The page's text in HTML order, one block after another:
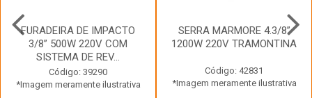
FURADEIRA DE IMPACTO
3/8” 500W 220V COM
SISTEMA DE REV...
Código: 39290
*Imagem meramente ilustrativa
SERRA MARMORE 4.3/8”
1200W 220V TRAMONTINA
Código: 42831
*Imagem meramente ilustrativa